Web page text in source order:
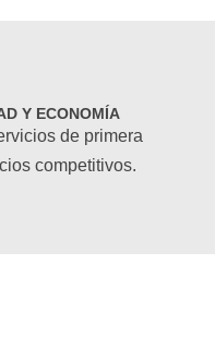
Y ECONOMÍA
de primera
competitivos.